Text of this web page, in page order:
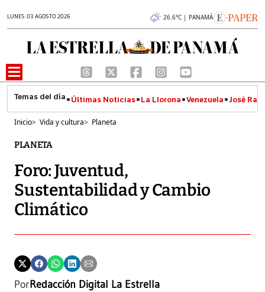
LUNES 03 AGOSTO 2026 26.6°C | PANAMÁ
Últimas Noticias La Llorona Venezuela José
Inicio> Vida y cultura> Planeta
PLANETA
Foro: Juventud,
Sustentabilidad y Cambio
Climático
PorRedacción Digital La Estrella